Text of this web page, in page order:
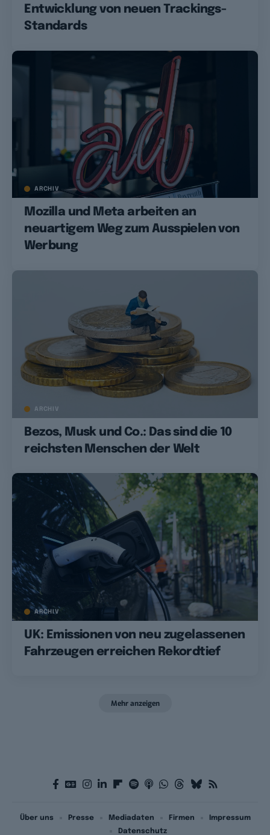
Entwicklung von neuen Trackings-
Standards
ARCHIV
Mozilla und Meta arbeiten an
neuartigem Weg zum Ausspielen von
Werbung
ARCHIV
Bezos, Musk und Co.: Das sind die 10
reichsten Menschen der Welt
ARCHIV
UK: Emissionen von neu zugelassenen
Fahrzeugen erreichen Rekordtief
Mehr anzeigen
Über uns Presse Mediadaten Firmen
Impressum
Datenschutz